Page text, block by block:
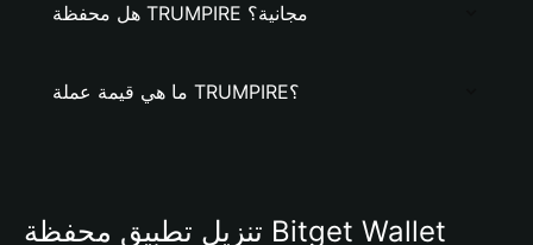
هل محفظة TRUMPIRE مجانية؟
ما هي قيمة عملة TRUMPIRE؟
تنزيل تطبيق محفظة Bitget Wallet